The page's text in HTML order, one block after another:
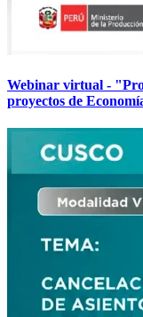
Webinar virtual -
proyectos de